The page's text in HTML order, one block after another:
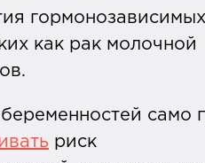
гормонозависимых
как рак молочной
само
риск